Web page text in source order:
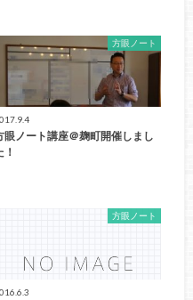
方眼ノート
眼ノート講座＠麹町開催しまし
！
方眼ノート